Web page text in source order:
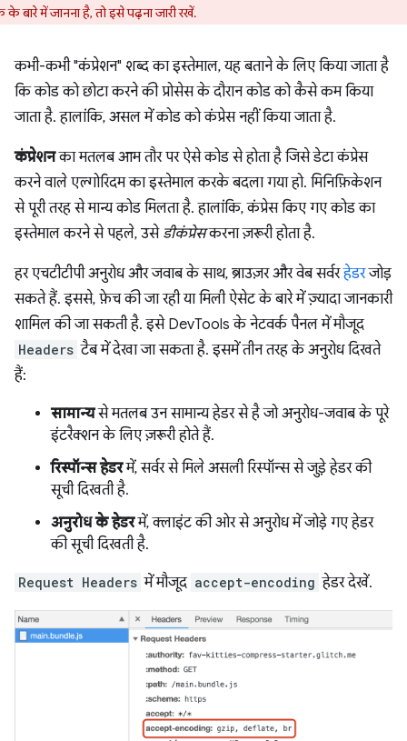
के बारे में जानना है, तो इसे पढ़ना जारी रखें.
कभी-कभी "कंप्रेशन" शब्द का इस्तेमाल, यह बताने के लिए किया जाता है
कि कोड को छोटा करने की प्रोसेस के दौरान कोड को कैसे कम किया
जाता है. हालांकि, असल में कोड को कंप्रेस नहीं किया जाता है.
कंप्रेशनका मतलब आम तौर पर ऐसे कोड से होता है जिसे डेटा कंप्रेस
करने वाले एल्गोरिदम का इस्तेमाल करके बदला गया हो. मिनिफ़िकेशन
से पूरी तरह से मान्य कोड मिलता है. हालांकि, कंप्रेस किए गए कोड का
इस्तेमाल करने से पहले, उसे डीकंप्रेसकरना ज़रूरी होता है.
हर एचटीटीपी अनुरोध और जवाब के साथ, ब्राउज़र और वेब सर्वरहेडरजोड़
सकते हैं. इससे, फ़ेच की जा रही या मिली ऐसेट के बारे में ज़्यादा जानकारी
शामिल की जा सकती है. इसे DevTools के नेटवर्क पैनल में मौजूद
Headers टैब में देखा जा सकता है. इसमें तीन तरह के अनुरोध दिखते
हैं:
सामान्यसे मतलब उन सामान्य हेडर से है जो अनुरोध-जवाब के पूरे
इंटरैक्शन के लिए ज़रूरी होते हैं.
रिस्पॉन्स हेडरमें, सर्वर से मिले असली रिस्पॉन्स से जुड़े हेडर की
सूची दिखती है.
अनुरोध के हेडरमें, क्लाइंट की ओर से अनुरोध में जोड़े गए हेडर
की सूची दिखती है.
Request Headers में मौजूद accept-encoding हेडर देखें.